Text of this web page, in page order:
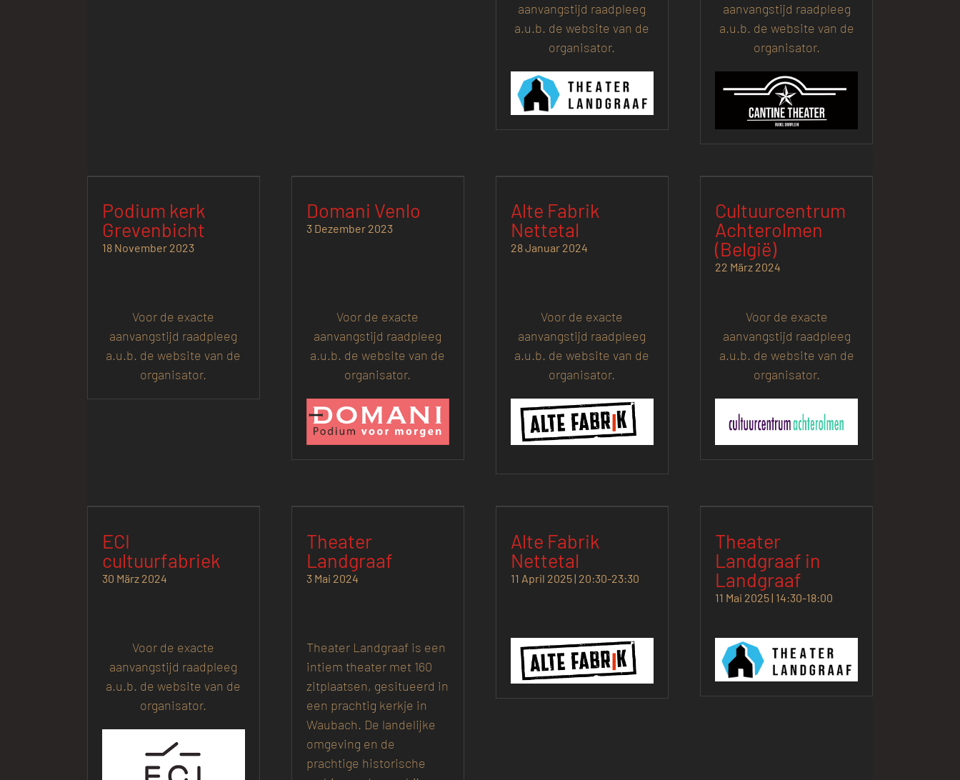
aanvangstijd raadpleeg
a.u.b. de website van de
organisator.
aanvangstijd raadpleeg
a.u.b. de website van de
organisator.
Podium kerk
Grevenbicht
18 November 2023
Voor de exacte
aanvangstijd raadpleeg
a.u.b. de website van de
organisator.
Domani Venlo
3 Dezember 2023
Voor de exacte
aanvangstijd raadpleeg
a.u.b. de website van de
organisator.
Alte Fabrik
Nettetal
28 Januar 2024
Voor de exacte
aanvangstijd raadpleeg
a.u.b. de website van de
organisator.
Cultuurcentrum
Achterolmen
(België)
22 März 2024
Voor de exacte
aanvangstijd raadpleeg
a.u.b. de website van de
organisator.
ECI
cultuurfabriek
30 März 2024
Voor de exacte
aanvangstijd raadpleeg
a.u.b. de website van de
organisator.
Theater
Landgraaf
3 Mai 2024
Theater Landgraaf is een
intiem theater met 160
zitplaatsen, gesitueerd in
een prachtig kerkje in
Waubach. De landelijke
omgeving en de
prachtige historische
Alte Fabrik
Nettetal
11 April 2025 | 20:30-23:30
Theater
Landgraaf in
Landgraaf
11 Mai 2025 | 14:30-18:00